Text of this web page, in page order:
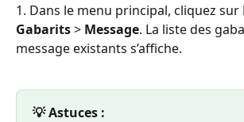
1. Dans le menu principal, cliquez sur
Gabarits > Message. La liste des
message existants s’affiche.
💡 Astuces :